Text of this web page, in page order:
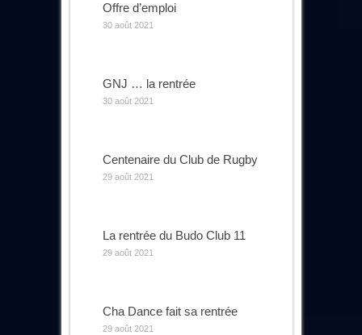
Offre d’emploi
30 août 2021
GNJ … la rentrée
30 août 2021
Centenaire du Club de Rugby
29 août 2021
La rentrée du Budo Club 11
29 août 2021
Cha Dance fait sa rentrée
29 août 2021